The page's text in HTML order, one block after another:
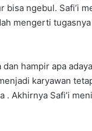
ngebul. Safi’i
mengerti
hampir apa
karyawan
Akhirnya Safi’i